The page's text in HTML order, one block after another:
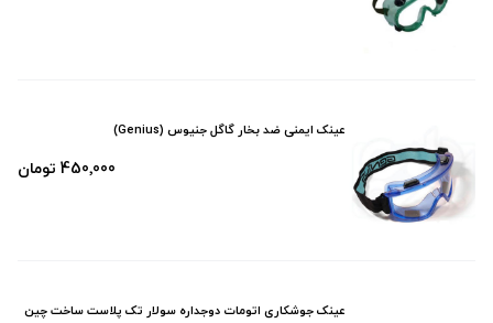
عینک ایمنی ضد بخار گاگل جنیوس (Genius)
450٬000 تومان
عینک جوشکاری اتومات دوجداره سولار تک پلاست ساخت چین